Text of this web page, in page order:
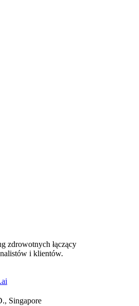
zdrowotnych łączący
i klientów.
Singapore